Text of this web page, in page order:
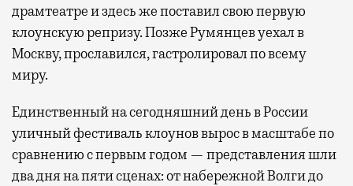
драмтеатре и здесь же поставил свою первую
клоунскую репризу. Позже Румянцев уехал в
Москву, прославился, гастролировал по всему
миру.
Единственный на сегодняшний день в России
уличный фестиваль клоунов вырос в масштабе по
сравнению с первым годом — представления шли
два дня на пяти сценах: от набережной Волги до